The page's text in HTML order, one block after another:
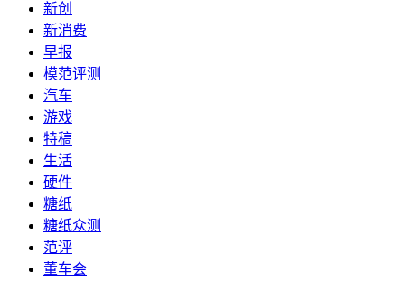
新创
新消费
早报
模范评测
汽车
游戏
特稿
生活
硬件
糖纸
糖纸众测
范评
董车会